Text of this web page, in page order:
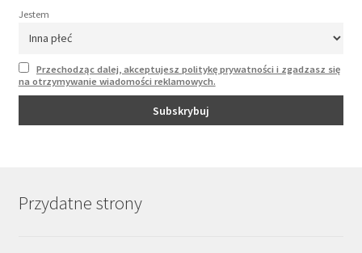
Jestem
Przechodząc dalej, akceptujesz politykę prywatności i zgadzasz się
na otrzymywanie wiadomości reklamowych.
Przydatne strony